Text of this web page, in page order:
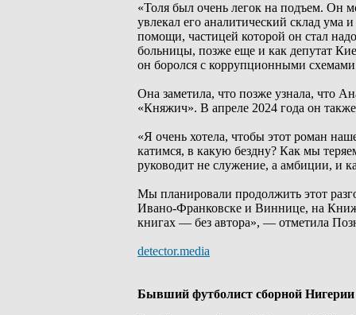
«Толя был очень легок на подъем. Он
увлекал его аналитический склад
помощи, частицей которой он стал
больницы, позже еще и как депутат
он боролся с коррупционными
Она заметила, что позже узнала, что
«Княжич». В апреле 2024 года он
«Я очень хотела, чтобы этот роман
катимся, в какую бездну? Как мы
руководит не служение, а амбиции, и
Мы планировали продолжить этот
Ивано-Франковске и Виннице, на
книгах — без автора», — отметила
detector.media
Бывший футболист сборной